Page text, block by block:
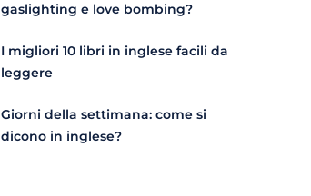
gaslighting e love bombing?
I migliori 10 libri in inglese facili da
leggere
Giorni della settimana: come si
dicono in inglese?